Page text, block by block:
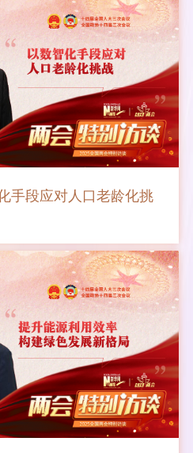
手段应对人口老龄化挑